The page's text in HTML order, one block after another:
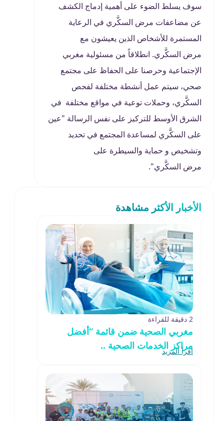
سوف يسلط الضوء على أهمية إدماج الكشف
عن مضاعفات مرض السكَّري في الرعاية
المستمرة للأشخاص الذين يعيشون مع
مرض السكَّري. انطلاقاً من مسئولية مغربي
الإجتماعية وحرصنا على الحفاظ على مجتمع
صحي، سيتم عمل أنشطة مختلفة لفحص
السكَّري، وحملات توعية في مواقع مختلفة في
الشرق الأوسط للتركيز على نفس الرسالة "عين
على السكَّري لمساعدة المجتمع في تحديد
وتشخيص و حماية والسيطرة على
مرض السكَّري".
الأخبار الأكثر مشاهدة
2 دقيقة للقراءة
مغربي الصحية ضمن قائمة “أفضل
مراكز الخدمات الصحية ..
اقرأ المزيد